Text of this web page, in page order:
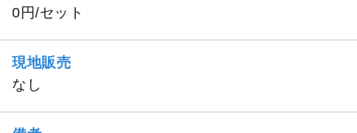
0円/セット
現地販売
なし